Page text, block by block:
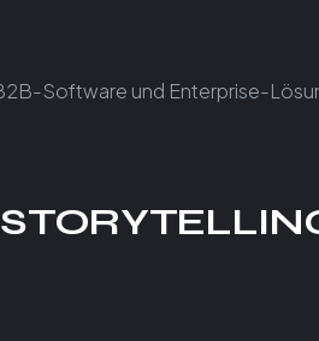
Software und Enterprise-